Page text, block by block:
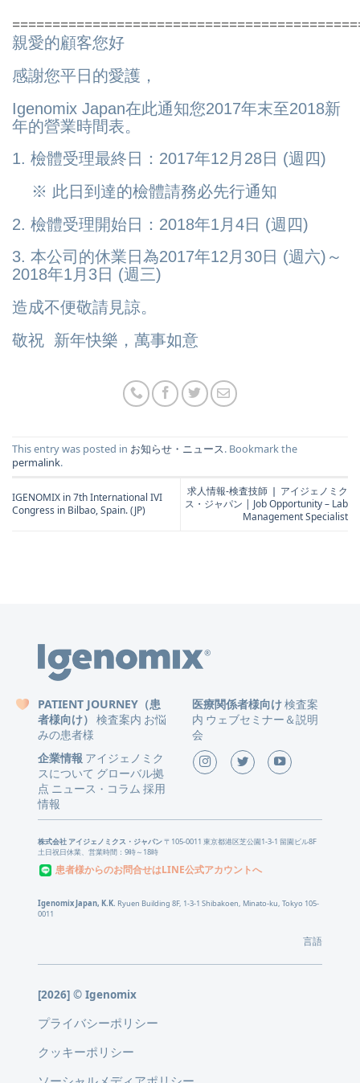
親愛的顧客您好
感謝您平日的愛護，
Igenomix Japan在此通知您2017年末至2018新
年的營業時間表。
1. 檢體受理最終日：2017年12月28日 (週四)
※ 此日到達的檢體請務必先行通知
2. 檢體受理開始日：2018年1月4日 (週四)
3. 本公司的休業日為2017年12月30日 (週六)～
2018年1月3日 (週三)
造成不便敬請見諒。
敬祝 新年快樂，萬事如意
This entry was posted in お知らせ・ニュース. Bookmark the
permalink.
IGENOMIX in 7th International IVI
Congress in Bilbao, Spain. (JP)
求人情報-検査技師 ❘ アイジェノミク
ス・ジャパン | Job Opportunity – Lab
Management Specialist
PATIENT JOURNEY（患
者様向け） 検査案内 お悩
みの患者様
医療関係者様向け検査案
内 ウェブセミナー＆説明
会
企業情報 アイジェノミク
スについて グローバル拠
点 ニュース ・ コラム 採用
情報
株式会社 アイジェノミクス・ジャパン〒105-0011 東京都港区芝公園1-3-1 留園ビル8F
土日祝日休業、営業時間：9時～18時
患者様からのお問合せはLINE公式アカウントへ
Igenomix Japan, K.K. Ryuen Building 8F, 1-3-1 Shibakoen, Minato-ku, Tokyo 105-
0011
言語
[2026] © Igenomix
プライバシーポリシー
クッキーポリシー